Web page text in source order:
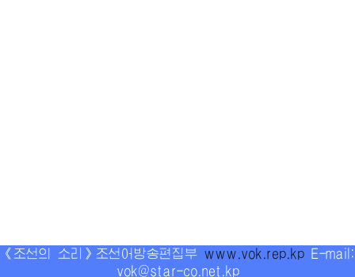
《조선의 소리》조선어방송편집부 www.vok.rep.kp E-mail:
vok@star-co.net.kp